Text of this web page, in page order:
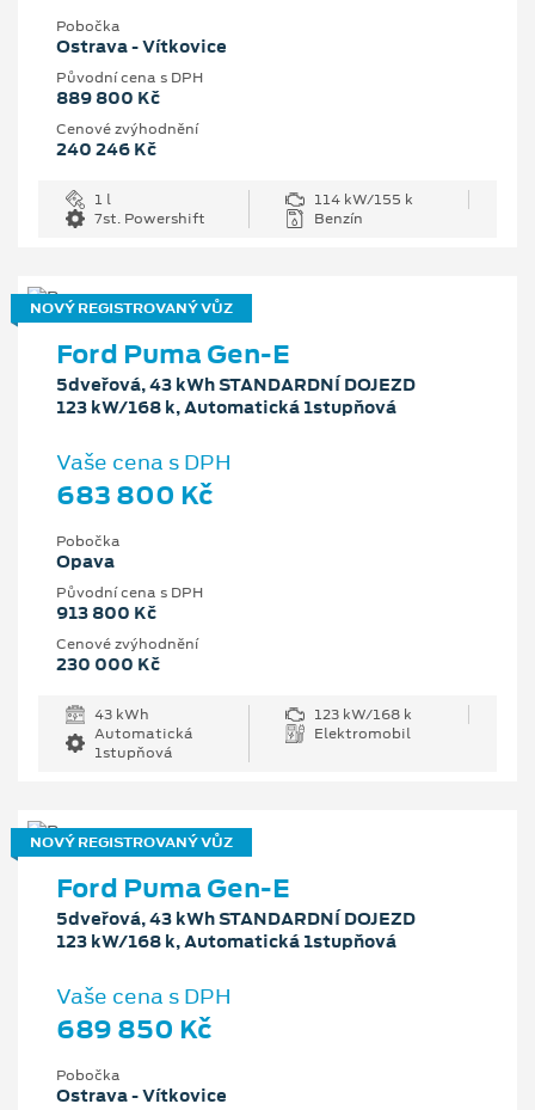
Pobočka
Ostrava - Vítkovice
Původní cena s DPH
889 800 Kč
Cenové zvýhodnění
240 246 Kč
1 l
114 kW/155 k
7st. Powershift
Benzín
NOVÝ REGISTROVANÝ VŮZ
Ford Puma Gen-E
5dveřová, 43 kWh STANDARDNÍ DOJEZD
123 kW/168 k, Automatická 1stupňová
Vaše cena s DPH
683 800 Kč
Pobočka
Opava
Původní cena s DPH
913 800 Kč
Cenové zvýhodnění
230 000 Kč
43 kWh
123 kW/168 k
Automatická
1stupňová
Elektromobil
NOVÝ REGISTROVANÝ VŮZ
Ford Puma Gen-E
5dveřová, 43 kWh STANDARDNÍ DOJEZD
123 kW/168 k, Automatická 1stupňová
Vaše cena s DPH
689 850 Kč
Pobočka
Ostrava - Vítkovice